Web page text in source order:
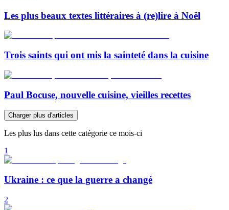
Les plus beaux textes littéraires à (re)lire à Noël
Trois saints qui ont mis la sainteté dans la cuisine
Paul Bocuse, nouvelle cuisine, vieilles recettes
Charger plus d'articles
Les plus lus dans cette catégorie ce mois-ci
1
Ukraine : ce que la guerre a changé
2